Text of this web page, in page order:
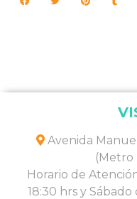
Avenida
Horario de
18:30 hrs y Sábado